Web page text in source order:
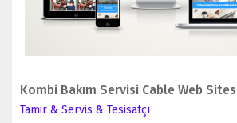
Kombi Bakım Servisi Cable Web
Tamir & Servis & Tesisatçı